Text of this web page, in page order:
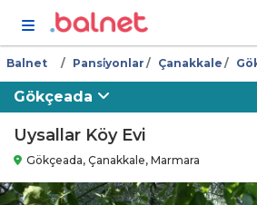
Balnet Pansi̇yonlar Çanakkale
Gökçeada
Uysallar Köy Evi
Gökçeada, Çanakkale, Marmara